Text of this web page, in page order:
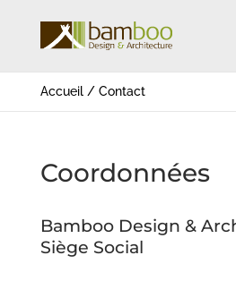
Accueil/ Contact
Coordonnées
Bamboo Design &
Siège Social